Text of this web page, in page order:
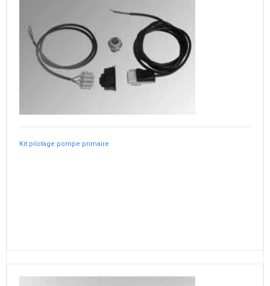
Kit pilotage pompe primaire